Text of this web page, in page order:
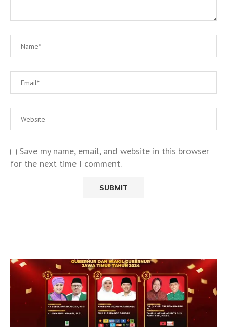
Save my name, email, and website in this browser
for the next time I comment.